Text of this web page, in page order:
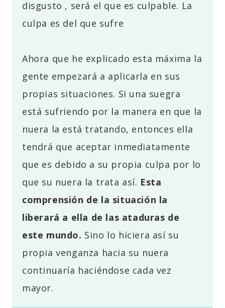
disgusto , será el que es culpable. La
culpa es del que sufre
Ahora que he explicado esta máxima la
gente empezará a aplicarla en sus
propias situaciones. Si una suegra
está sufriendo por la manera en que la
nuera la está tratando, entonces ella
tendrá que aceptar inmediatamente
que es debido a su propia culpa por lo
que su nuera la trata así. Esta
comprensión de la situación la
liberará a ella de las ataduras de
este mundo. Sino lo hiciera así su
propia venganza hacia su nuera
continuaría haciéndose cada vez
mayor.